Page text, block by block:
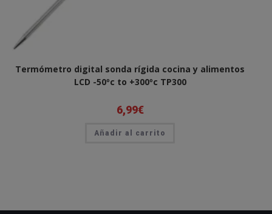
Termómetro digital sonda rígida cocina y alimentos
LCD -50ºc to +300ºc TP300
6,99€
Añadir al carrito